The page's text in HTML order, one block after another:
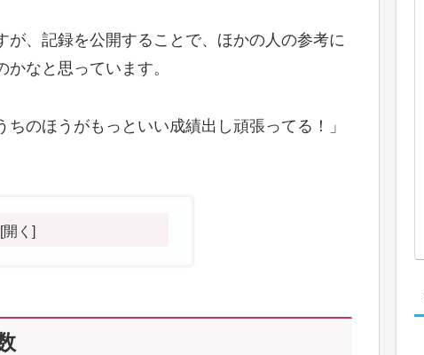
、記録を公開することで、ほかの人の参考に
なと思っています。
のほうがもっといい成績出し頑張ってる！」